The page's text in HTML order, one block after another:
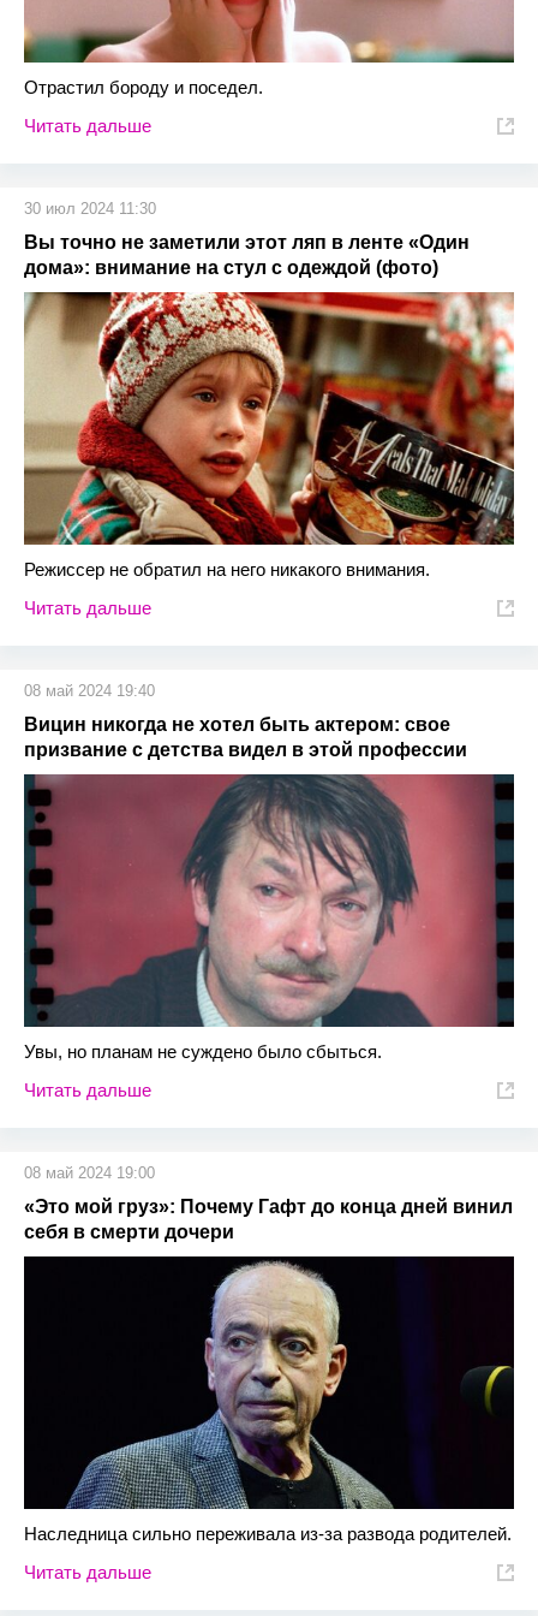
Отрастил бороду и поседел.
Читать дальше
30 июл 2024 11:30
Вы точно не заметили этот ляп в ленте «Один
дома»: внимание на стул с одеждой (фото)
Режиссер не обратил на него никакого внимания.
Читать дальше
08 май 2024 19:40
Вицин никогда не хотел быть актером: свое
призвание с детства видел в этой профессии
Увы, но планам не суждено было сбыться.
Читать дальше
08 май 2024 19:00
«Это мой груз»: Почему Гафт до конца дней винил
себя в смерти дочери
Наследница сильно переживала из-за развода родителей.
Читать дальше